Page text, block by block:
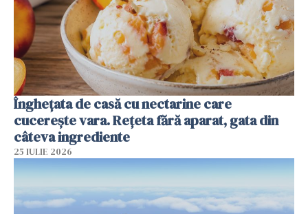
Înghețata de casă cu nectarine care
cucerește vara. Rețeta fără aparat, gata din
câteva ingrediente
25 IULIE 2026